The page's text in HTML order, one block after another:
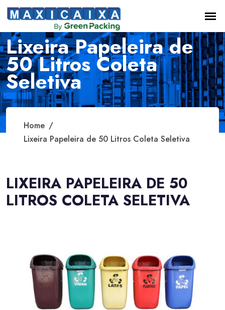
Lixeira Papeleira de
50 Litros Coleta
Seletiva
Home
Lixeira Papeleira de 50 Litros Coleta Seletiva
LIXEIRA PAPELEIRA DE 50
LITROS COLETA SELETIVA